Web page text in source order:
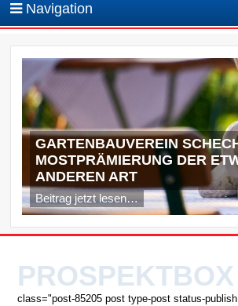
Navigation
GARTENBAUVEREIN
MOSTPRÄMIERUNG DER
ANDEREN ART
Beitrag jetzt lesen…
PROSPEKTBOX
class="post-85205 post type-post status-